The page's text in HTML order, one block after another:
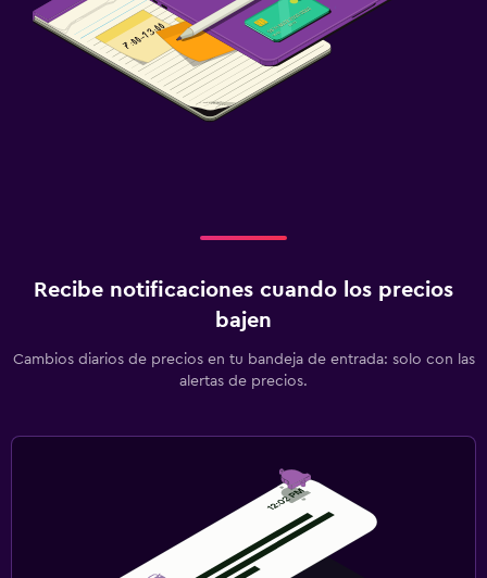
Recibe notificaciones cuando los precios
bajen
Cambios diarios de precios en tu bandeja de entrada: solo con las
alertas de precios.